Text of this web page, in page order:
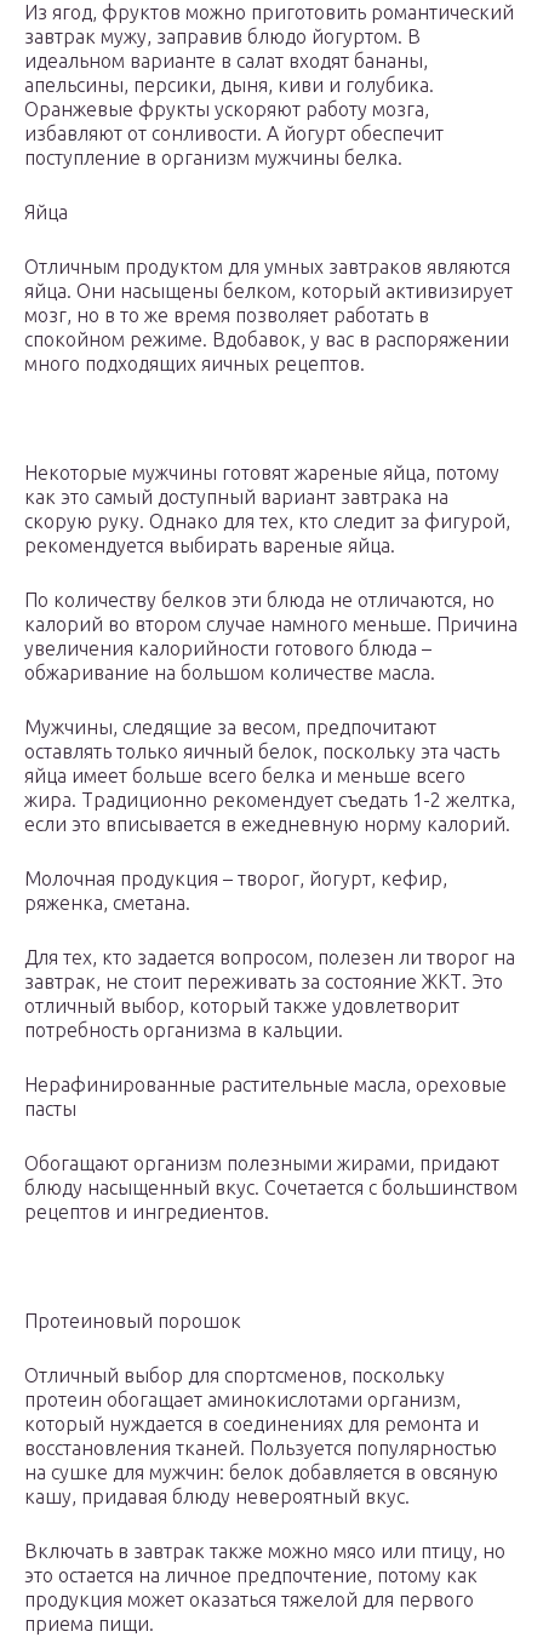
Из ягод, фруктов можно приготовить романтический
завтрак мужу, заправив блюдо йогуртом. В
идеальном варианте в салат входят бананы,
апельсины, персики, дыня, киви и голубика.
Оранжевые фрукты ускоряют работу мозга,
избавляют от сонливости. А йогурт обеспечит
поступление в организм мужчины белка.
Яйца
Отличным продуктом для умных завтраков являются
яйца. Они насыщены белком, который активизирует
мозг, но в то же время позволяет работать в
спокойном режиме. Вдобавок, у вас в распоряжении
много подходящих яичных рецептов.
Некоторые мужчины готовят жареные яйца, потому
как это самый доступный вариант завтрака на
скорую руку. Однако для тех, кто следит за фигурой,
рекомендуется выбирать вареные яйца.
По количеству белков эти блюда не отличаются, но
калорий во втором случае намного меньше. Причина
увеличения калорийности готового блюда –
обжаривание на большом количестве масла.
Мужчины, следящие за весом, предпочитают
оставлять только яичный белок, поскольку эта часть
яйца имеет больше всего белка и меньше всего
жира. Традиционно рекомендует съедать 1-2 желтка,
если это вписывается в ежедневную норму калорий.
Молочная продукция – творог, йогурт, кефир,
ряженка, сметана.
Для тех, кто задается вопросом, полезен ли творог на
завтрак, не стоит переживать за состояние ЖКТ. Это
отличный выбор, который также удовлетворит
потребность организма в кальции.
Нерафинированные растительные масла, ореховые
пасты
Обогащают организм полезными жирами, придают
блюду насыщенный вкус. Сочетается с большинством
рецептов и ингредиентов.
Протеиновый порошок
Отличный выбор для спортсменов, поскольку
протеин обогащает аминокислотами организм,
который нуждается в соединениях для ремонта и
восстановления тканей. Пользуется популярностью
на сушке для мужчин: белок добавляется в овсяную
кашу, придавая блюду невероятный вкус.
Включать в завтрак также можно мясо или птицу, но
это остается на личное предпочтение, потому как
продукция может оказаться тяжелой для первого
приема пищи.